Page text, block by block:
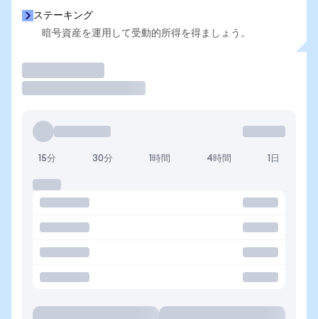
ステーキング
暗号資産を運用して受動的所得を得ましょう。
15分 30分 1時間 4時間 1日